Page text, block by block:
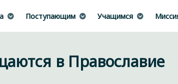
Поступающим Учащимся
в Православие